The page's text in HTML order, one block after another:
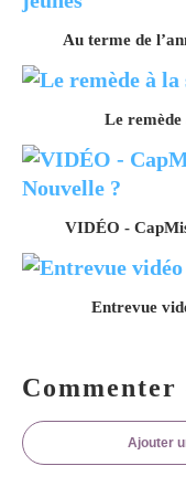
Au terme de
Le
VIDÉO -
Entrevue
Ajouter